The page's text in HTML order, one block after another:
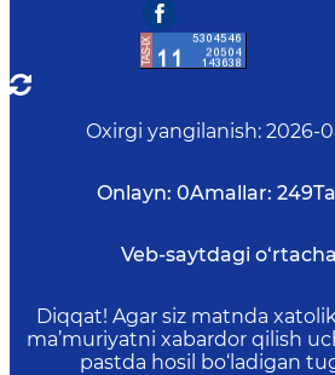
Oxirgi yangilanish: 2026-
Onlayn: 0Amallar: 249
Veb-saytdagi
Diqqat! Agar siz matnda
ma’muriyatni xabardor qilish
pastda hosil bo‘ladigan